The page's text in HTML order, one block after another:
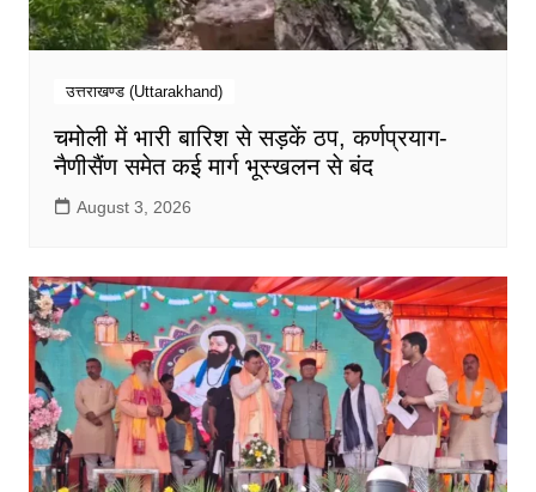
उत्तराखण्ड (Uttarakhand)
चमोली में भारी बारिश से सड़कें ठप, कर्णप्रयाग-
नैणीसैंण समेत कई मार्ग भूस्खलन से बंद
August 3, 2026